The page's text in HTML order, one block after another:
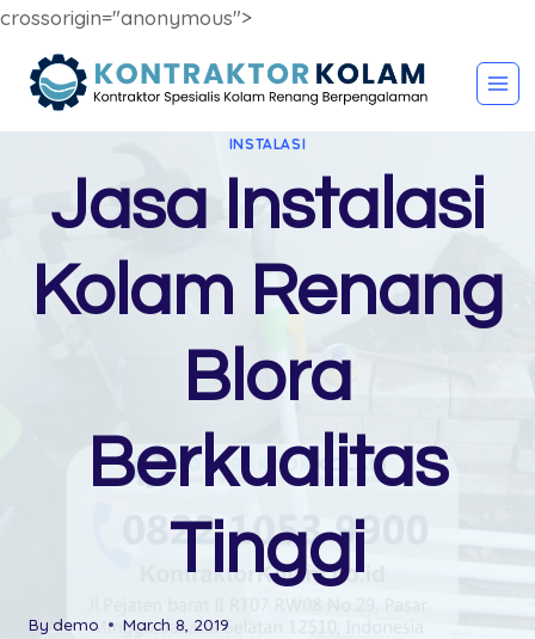
crossorigin="anonymous">
INSTALASI
Jasa Instalasi
Kolam Renang
Blora
Berkualitas
Tinggi
By demo March 8, 2019